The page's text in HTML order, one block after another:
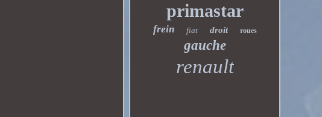
primastar
frein fiat droit roues
gauche
renault